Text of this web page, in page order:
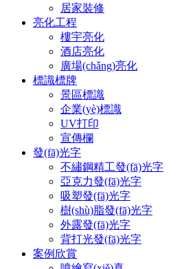
居家裝修
亮化工程
樓宇亮化
酒店亮化
廣場(chǎng)亮化
標識標牌
景區標識
企業(yè)標識
UV打印
宣傳欄
發(fā)光字
不繡鋼精工發(fā)光字
亞克力發(fā)光字
吸塑發(fā)光字
樹(shù)脂發(fā)光字
外露發(fā)光字
背打光發(fā)光字
案例欣賞